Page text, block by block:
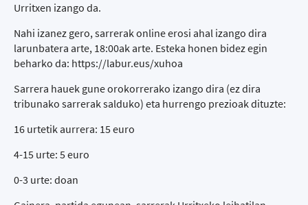
Urritxen izango da.
Nahi izanez gero, sarrerak online erosi ahal izango dira
larunbatera arte, 18:00ak arte. Esteka honen bidez egin
beharko da: https://labur.eus/xuhoa
Sarrera hauek gune orokorrerako izango dira (ez dira
tribunako sarrerak salduko) eta hurrengo prezioak dituzte:
16 urtetik aurrera: 15 euro
4-15 urte: 5 euro
0-3 urte: doan